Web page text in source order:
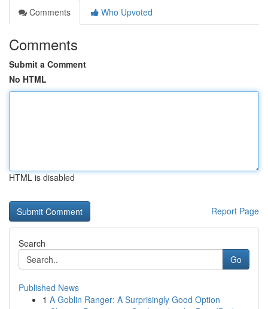
Comments
Who Upvoted
Comments
Submit a Comment
No HTML
HTML is disabled
Report Page
Search
Go
Published News
1 A Goblin Ranger: A Surprisingly Good Option